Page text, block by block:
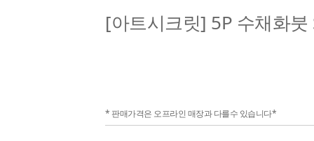
[아트시크릿] 5P 수채화
* 판매가격은 오프라인 매장과 다를수 있습니다*